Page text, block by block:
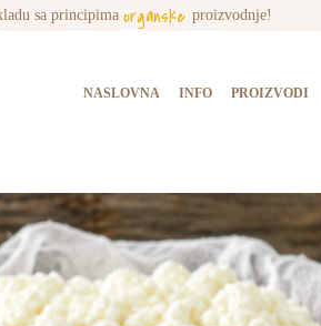
sa principima organske proizvodnje!
NASLOVNA INFO PROIZVODI
INFO
MINI